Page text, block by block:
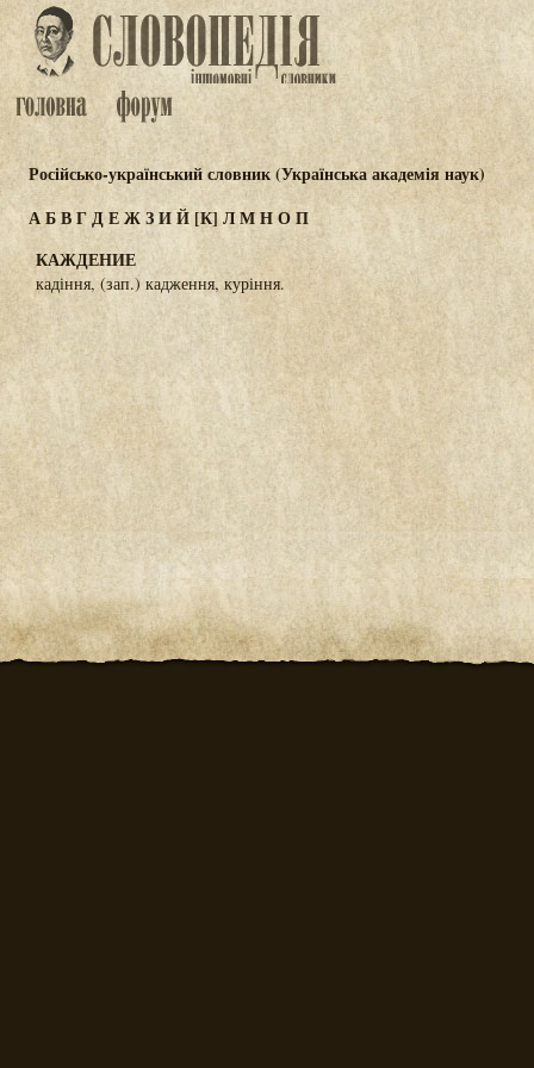
Російсько-український словник (Українська академія наук)
АБВГДЕЖЗИЙ[К]ЛМНОП
КАЖДЕНИЕ
кадіння, (зап.) кадження, куріння.